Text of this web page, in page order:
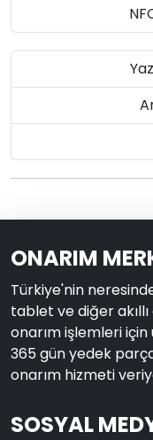
ONARIM
Türkiye'nin
tablet ve diğer akıllı
onarım işlemleri
365 gün yedek
onarım hizmeti
SOSYAL